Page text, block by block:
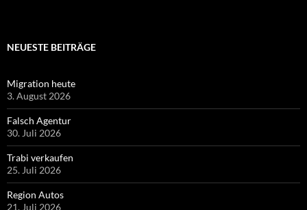
NEUESTE BEITRÄGE
Migration heute
3. August 2026
Falsch Agentur
30. Juli 2026
Trabi verkaufen
25. Juli 2026
Region Autos
21. Juli 2026